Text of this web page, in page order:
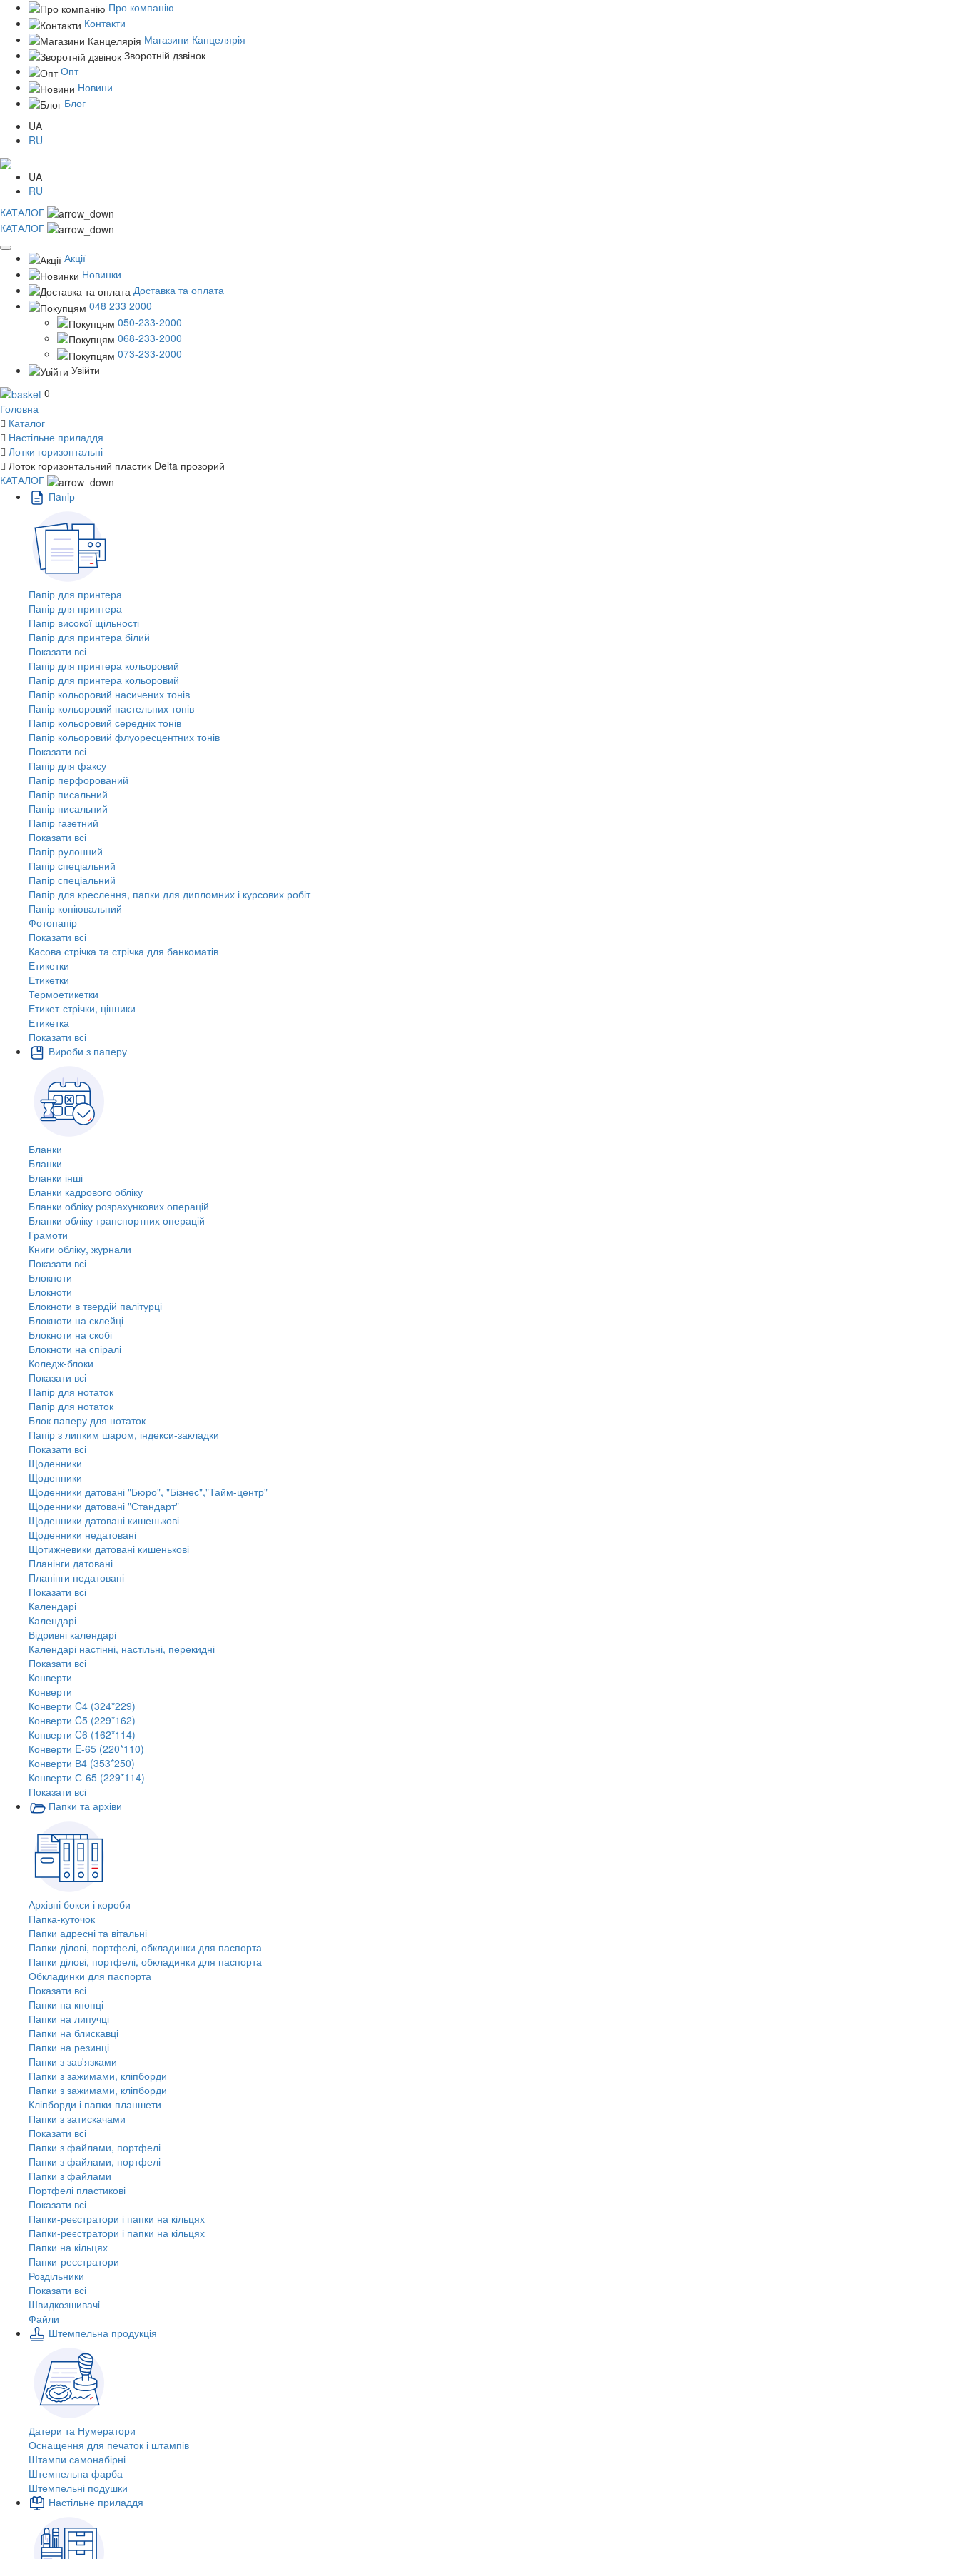
Про компанію
Контакти
Магазини Канцелярія
Зворотній дзвінок
Опт
Новини
Блог
UA
RU
UA
RU
КАТАЛОГ
КАТАЛОГ
Акції
Новинки
Доставка та оплата
048 233 2000
050-233-2000
068-233-2000
073-233-2000
Увійти
0
Головна
Каталог
Настільне приладдя
Лотки горизонтальні
Лоток горизонтальний пластик Delta прозорий
КАТАЛОГ
Пaпiр
Папір для принтера
Папір для принтера
Папір високої щільності
Папір для принтера білий
Показати всі
Папір для принтера кольоровий
Папір для принтера кольоровий
Папір кольоровий насичених тонів
Папір кольоровий пастельних тонів
Папір кольоровий середніх тонів
Папір кольоровий флуоресцентних тонів
Показати всі
Папір для факсу
Папір перфорований
Папір писальний
Папір писальний
Папір газетний
Показати всі
Папір рулонний
Папір спеціальний
Папір спеціальний
Папір для креслення, папки для дипломних і курсових робіт
Папір копіювальний
Фотопапір
Показати всі
Касова стрічка та стрічка для банкоматів
Етикетки
Етикетки
Термоетикетки
Етикет-стрічки, цінники
Етикетка
Показати всі
Вироби з паперу
Бланки
Бланки
Бланки інші
Бланки кадрового обліку
Бланки обліку розрахункових операцій
Бланки обліку транспортних операцій
Грамоти
Книги обліку, журнали
Показати всі
Блокноти
Блокноти
Блокноти в твердій палітурці
Блокноти на склейці
Блокноти на скобі
Блокноти на спіралі
Коледж-блоки
Показати всі
Папір для нотаток
Папір для нотаток
Блок паперу для нотаток
Папір з липким шаром, індекси-закладки
Показати всі
Щоденники
Щоденники
Щоденники датовані "Бюро", "Бізнес","Тайм-центр"
Щоденники датовані "Стандарт"
Щоденники датовані кишенькові
Щоденники недатовані
Щотижневики датовані кишенькові
Планінги датовані
Планінги недатовані
Показати всі
Календарі
Календарі
Відривні календарі
Календарі настінні, настільні, перекидні
Показати всі
Конверти
Конверти
Конверти C4 (324*229)
Конверти C5 (229*162)
Конверти C6 (162*114)
Конверти E-65 (220*110)
Конверти В4 (353*250)
Конверти С-65 (229*114)
Показати всі
Папки та архіви
Архівні бокси і короби
Папка-куточок
Папки адресні та вітальні
Папки ділові, портфелі, обкладинки для паспорта
Папки ділові, портфелі, обкладинки для паспорта
Обкладинки для паспорта
Показати всі
Папки на кнопці
Папки на липучці
Папки на блискавці
Папки на резинці
Папки з зав'язками
Папки з зажимами, кліпборди
Папки з зажимами, кліпборди
Кліпборди і папки-планшети
Папки з затискачами
Показати всі
Папки з файлами, портфелі
Папки з файлами, портфелі
Папки з файлами
Портфелі пластикові
Показати всі
Папки-реєстратори і папки на кільцях
Папки-реєстратори і папки на кільцях
Папки на кільцях
Папки-реєстратори
Роздільники
Показати всі
Швидкозшивачi
Файли
Штемпельна продукція
Датери та Нумератори
Оснащення для печаток і штампів
Штампи самонабірні
Штемпельна фарба
Штемпельні подушки
Настільне приладдя